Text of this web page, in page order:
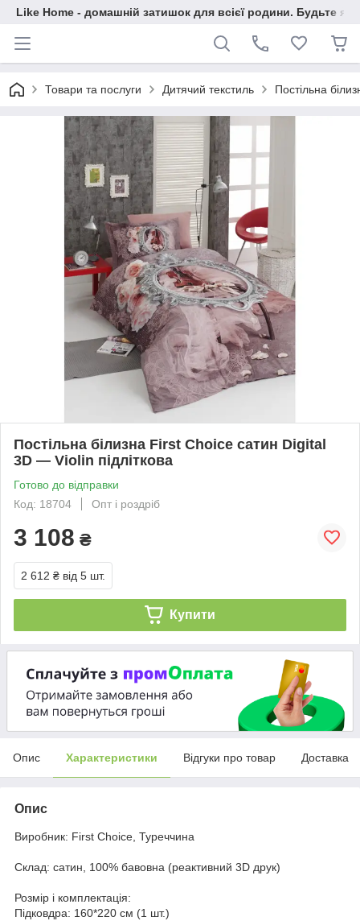
Like Home - домашній затишок для всієї родини. Будьте як
Товари та послуги Дитячий текстиль Постільна
Постільна білизна First Choice сатин Digital
3D — Violin підліткова
Готово до відправки
Код: 18704
Опт і роздріб
3 108 ₴
2 612 ₴ від 5 шт.
Купити
Опис Характеристики Відгуки про товар Доставка
Опис
Виробник: First Choice, Туреччина
Склад: сатин, 100% бавовна (реактивний 3D друк)
Розмір і комплектація:
Підковдра: 160*220 см (1 шт.)